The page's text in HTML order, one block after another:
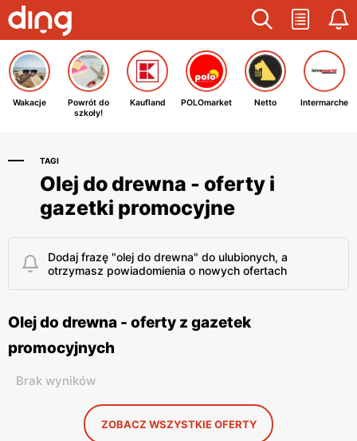
Wakacje
Powrót do
szkoły!
Kaufland POLOmarket Netto Intermarche
TAGI
Olej do drewna - oferty i
gazetki promocyjne
Dodaj frazę "olej do drewna" do ulubionych, a
otrzymasz powiadomienia o nowych ofertach
Olej do drewna - oferty z gazetek
promocyjnych
Brak wyników
ZOBACZ WSZYSTKIE OFERTY